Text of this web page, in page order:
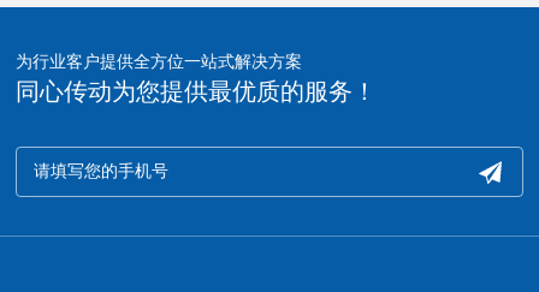
为行业客户提供全方位一站式解决方案
同心传动为您提供最优质的服务！